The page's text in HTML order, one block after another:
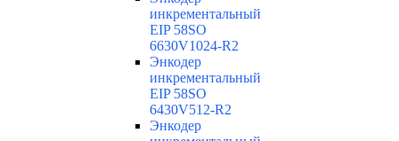
инкрементальный
EIP 58SO
6630V1024-R2
Энкодер
инкрементальный
EIP 58SO
6430V512-R2
Энкодер